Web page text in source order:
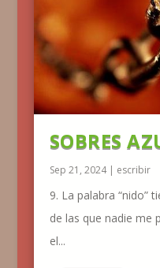
SOBRES
Sep 21, 2024| escribir
9. La palabra “nido”
de las que nadie me
el...